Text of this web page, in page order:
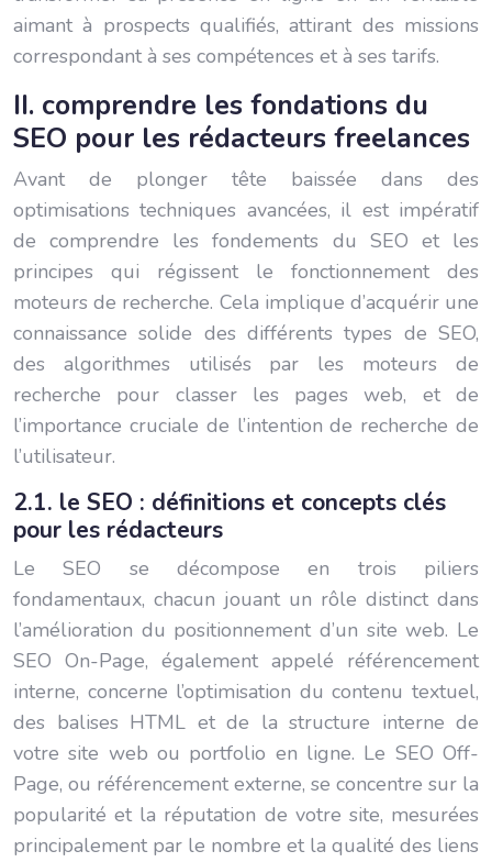
aimant à prospects qualifiés, attirant des missions
correspondant à ses compétences et à ses tarifs.
II. comprendre les fondations du
SEO pour les rédacteurs freelances
Avant de plonger tête baissée dans des
optimisations techniques avancées, il est impératif
de comprendre les fondements du SEO et les
principes qui régissent le fonctionnement des
moteurs de recherche. Cela implique d’acquérir une
connaissance solide des différents types de SEO,
des algorithmes utilisés par les moteurs de
recherche pour classer les pages web, et de
l’importance cruciale de l’intention de recherche de
l’utilisateur.
2.1. le SEO : définitions et concepts clés
pour les rédacteurs
Le SEO se décompose en trois piliers
fondamentaux, chacun jouant un rôle distinct dans
l’amélioration du positionnement d’un site web. Le
SEO On-Page, également appelé référencement
interne, concerne l’optimisation du contenu textuel,
des balises HTML et de la structure interne de
votre site web ou portfolio en ligne. Le SEO Off-
Page, ou référencement externe, se concentre sur la
popularité et la réputation de votre site, mesurées
principalement par le nombre et la qualité des liens